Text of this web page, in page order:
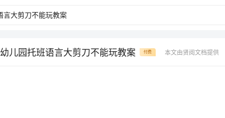
幼儿园托班语言大剪刀不能玩教案 付费 本文由贤阅文档提供